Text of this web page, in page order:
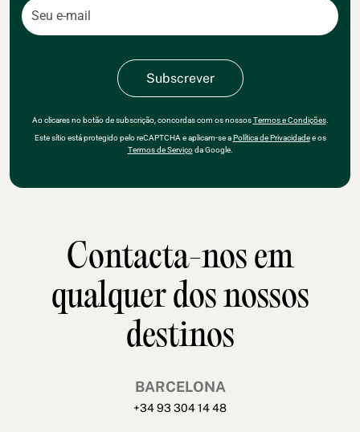
Ao clicares no botão de subscrição, concordas com os nossosTermos e Condições.
Este sítio está protegido pelo reCAPTCHA e aplicam-se aPolítica de Privacidadee os
Termos de Serviçoda Google.
Contacta-nos em
qualquer dos nossos
destinos
BARCELONA
+34 93 304 14 48